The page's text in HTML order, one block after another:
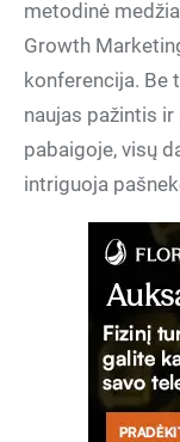
metodinė
Growth
konferencija. Be
naujas pažintis
pabaigoje, visų
intriguoja